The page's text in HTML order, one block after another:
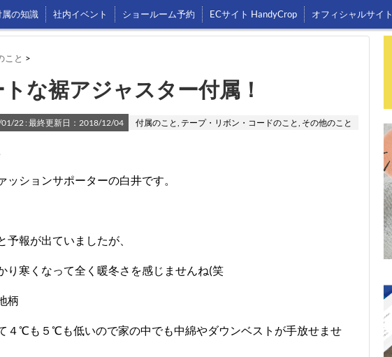
属の知識 社内イベント ショールーム予約 ECサイト HandyCrop オフィシャルサイト
こと >
な裾アジャスター付属！
22 : 最終更新日：2018/12/04 付属のこと, テープ・リボン・コードのこと, その他のこと
ッションサポーターの白井です。
予報が出ていましたが、
り寒くなって全く暖冬さを感じませんね(笑
柄
４℃も５℃も低いので家の中でも中綿やダウンベストが手放せませ